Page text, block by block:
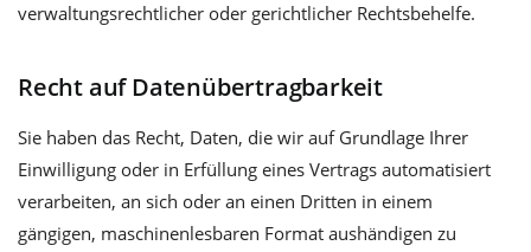
verwaltungsrechtlicher oder gerichtlicher Rechtsbehelfe.
Recht auf Datenübertragbarkeit
Sie haben das Recht, Daten, die wir auf Grundlage Ihrer
Einwilligung oder in Erfüllung eines Vertrags automatisiert
verarbeiten, an sich oder an einen Dritten in einem
gängigen, maschinenlesbaren Format aushändigen zu